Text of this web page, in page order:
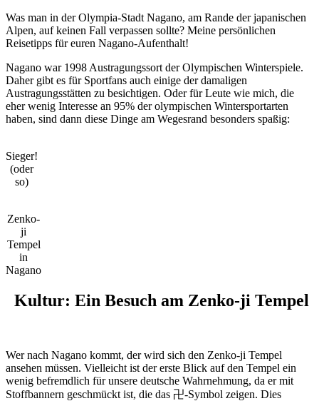
Was man in der Olympia-Stadt Nagano, am Rande der japanischen
Alpen, auf keinen Fall verpassen sollte? Meine persönlichen
Reisetipps für euren Nagano-Aufenthalt!
Nagano war 1998 Austragungssort der Olympischen Winterspiele.
Daher gibt es für Sportfans auch einige der damaligen
Austragungsstätten zu besichtigen. Oder für Leute wie mich, die
eher wenig Interesse an 95% der olympischen Wintersportarten
haben, sind dann diese Dinge am Wegesrand besonders spaßig:
Sieger!
(oder
so)
Zenko-
ji
Tempel
in
Nagano
Kultur: Ein Besuch am Zenko-ji Tempel
Wer nach Nagano kommt, der wird sich den Zenko-ji Tempel
ansehen müssen. Vielleicht ist der erste Blick auf den Tempel ein
wenig befremdlich für unsere deutsche Wahrnehmung, da er mit
Stoffbannern geschmückt ist, die das 卍-Symbol zeigen. Dies